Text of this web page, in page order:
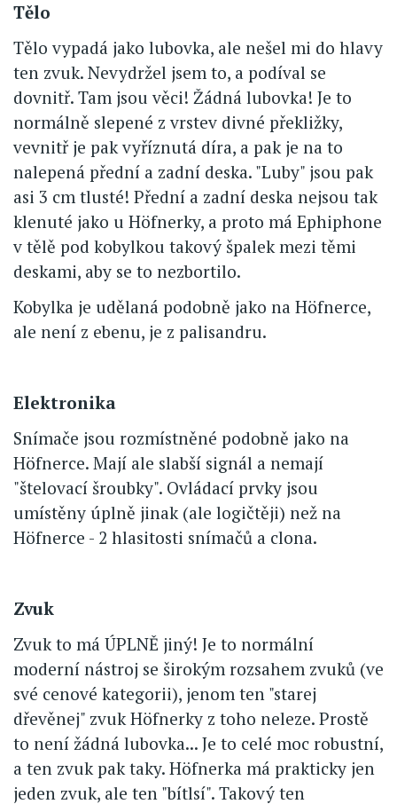
Tělo
Tělo vypadá jako lubovka, ale nešel mi do hlavy
ten zvuk. Nevydržel jsem to, a podíval se
dovnitř. Tam jsou věci! Žádná lubovka! Je to
normálně slepené z vrstev divné překližky,
vevnitř je pak vyříznutá díra, a pak je na to
nalepená přední a zadní deska. "Luby" jsou pak
asi 3 cm tlusté! Přední a zadní deska nejsou tak
klenuté jako u Höfnerky, a proto má Ephiphone
v tělě pod kobylkou takový špalek mezi těmi
deskami, aby se to nezbortilo.
Kobylka je udělaná podobně jako na Höfnerce,
ale není z ebenu, je z palisandru.
Elektronika
Snímače jsou rozmístněné podobně jako na
Höfnerce. Mají ale slabší signál a nemají
"štelovací šroubky". Ovládací prvky jsou
umístěny úplně jinak (ale logičtěji) než na
Höfnerce - 2 hlasitosti snímačů a clona.
Zvuk
Zvuk to má ÚPLNĚ jiný! Je to normální
moderní nástroj se širokým rozsahem zvuků (ve
své cenové kategorii), jenom ten "starej
dřevěnej" zvuk Höfnerky z toho neleze. Prostě
to není žádná lubovka... Je to celé moc robustní,
a ten zvuk pak taky. Höfnerka má prakticky jen
jeden zvuk, ale ten "bítlsí". Takový ten